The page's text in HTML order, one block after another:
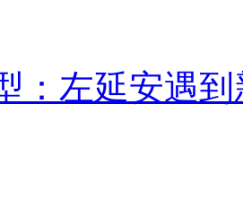
：左延安遇